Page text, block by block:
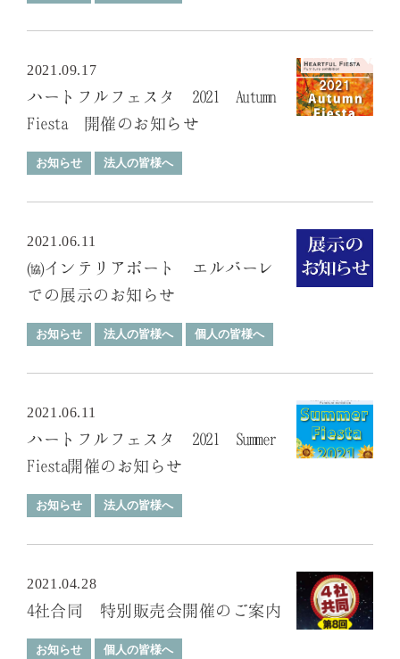
2021.09.17
ハートフルフェスタ 2021 Autumn
Fiesta 開催のお知らせ
お知らせ 法人の皆様へ
2021.06.11
㈿インテリアポート エルバーレ
での展示のお知らせ
お知らせ 法人の皆様へ 個人の皆様へ
2021.06.11
ハートフルフェスタ 2021 Summer
Fiesta開催のお知らせ
お知らせ 法人の皆様へ
2021.04.28
4社合同 特別販売会開催のご案内
お知らせ 個人の皆様へ